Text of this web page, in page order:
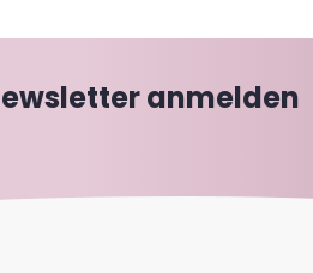
anmelden